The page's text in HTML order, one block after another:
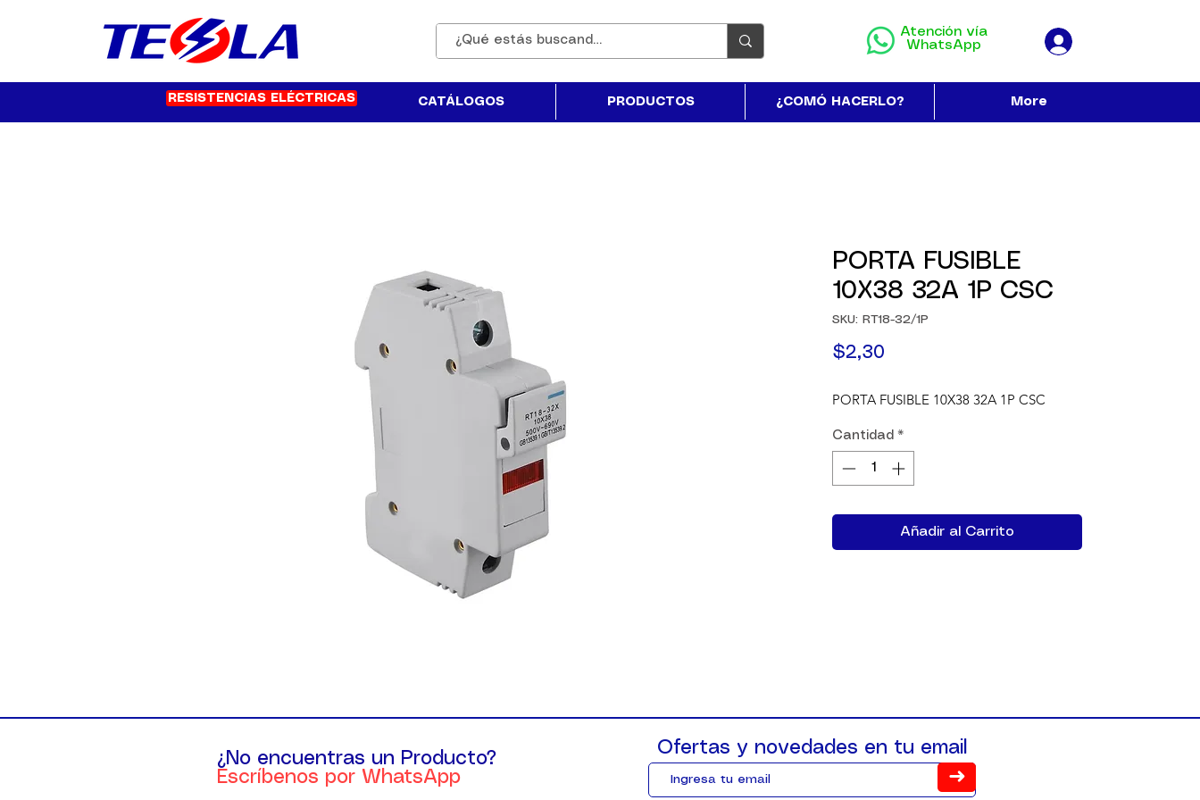
Atención vía
WhatsApp
RESISTENCIAS ELÉCTRICAS CATÁLOGOS PRODUCTOS ¿COMÓ HACERLO? More
PORTA FUSIBLE
10X38 32A 1P CSC
SKU: RT18-32/1P
$2,30
PORTA FUSIBLE 10X38 32A 1P CSC
Cantidad *
Añadir al Carrito
¿No encuentras un Producto?
Escríbenos por WhatsApp
Ofertas y novedades en tu email
➜